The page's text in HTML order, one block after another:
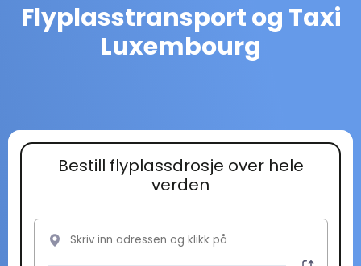
Flyplasstransport og Taxi
Luxembourg
Bestill flyplassdrosje over hele
verden